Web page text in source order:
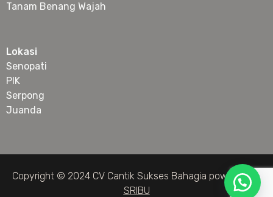
Tanam Benang Wajah
Lokasi
Senopati
PIK
Serpong
Juanda
Copyright © 2024 CV Cantik Sukses Bahagia powered by
SRIBU